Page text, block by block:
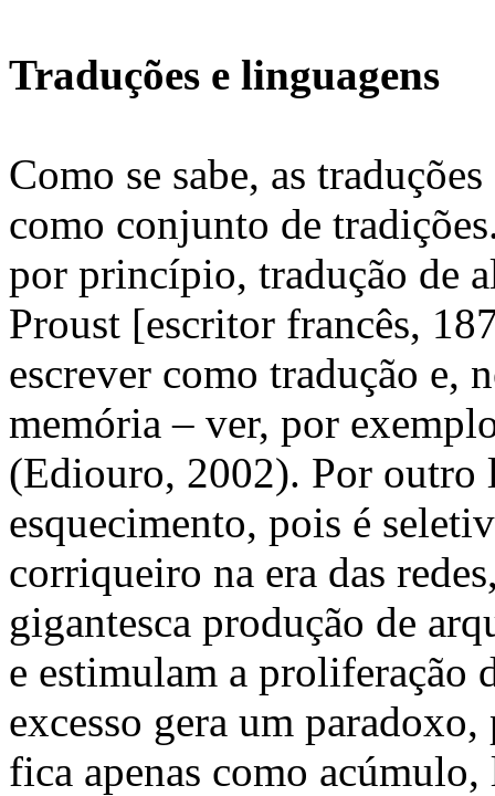
Traduções e linguagens
Como se sabe, as
como conjunto de
por princípio, tradução de
Proust [escritor francês,
escrever como tradução e,
memória – ver, por
(Ediouro, 2002). Por outro
esquecimento, pois é
corriqueiro na era das
gigantesca produção de
e estimulam a proliferação
excesso gera um
fica apenas como